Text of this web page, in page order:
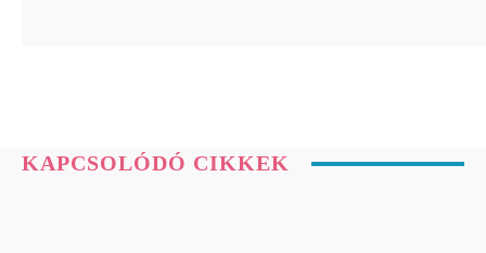
KAPCSOLÓDÓ CIKKEK